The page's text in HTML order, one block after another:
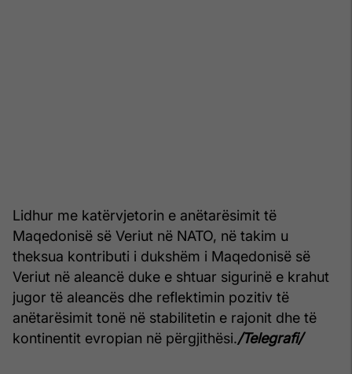
Lidhur me katërvjetorin e anëtarësimit të
Maqedonisë së Veriut në NATO, në takim u
theksua kontributi i dukshëm i Maqedonisë së
Veriut në aleancë duke e shtuar sigurinë e krahut
jugor të aleancës dhe reflektimin pozitiv të
anëtarësimit tonë në stabilitetin e rajonit dhe të
kontinentit evropian në përgjithësi./Telegrafi/